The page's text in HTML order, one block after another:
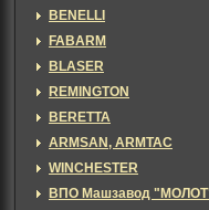
BENELLI
FABARM
BLASER
REMINGTON
BERETTA
ARMSAN, ARMTAC
WINCHESTER
ВПО Машзавод